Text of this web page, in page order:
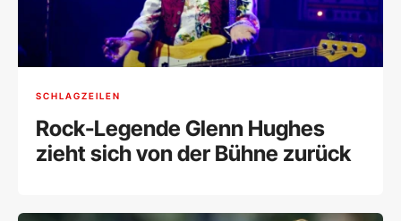
SCHLAGZEILEN
Rock-Legende Glenn Hughes
zieht sich von der Bühne zurück